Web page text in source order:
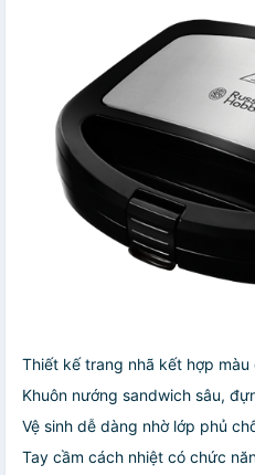
Thiết kế trang nhã kết hợp màu
Khuôn nướng sandwich sâu,
Vệ sinh dễ dàng nhờ lớp phủ
Tay cầm cách nhiệt có chức